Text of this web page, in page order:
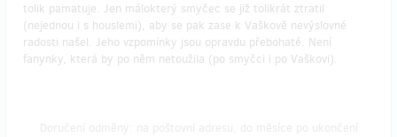
tolik pamatuje. Jen málokterý smyčec se již tolikrát ztratil
(nejednou i s houslemi), aby se pak zase k Vaškově nevýslovné
radosti našel. Jeho vzpomínky jsou opravdu přebohaté. Není
fanynky, která by po něm netoužila (po smyčci i po Vaškovi).